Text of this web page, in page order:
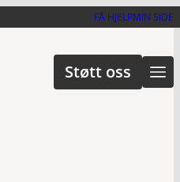
FÅ HJELPMIN SIDE
Støtt oss